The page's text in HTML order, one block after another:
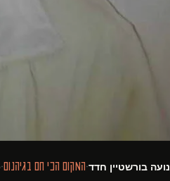
נועה בורשטיין חדד·המקום הכי חם בגיהנום·